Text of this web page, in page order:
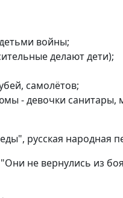
войны;
делают дети);
самолётов;
- девочки
русская народная
не вернулись из